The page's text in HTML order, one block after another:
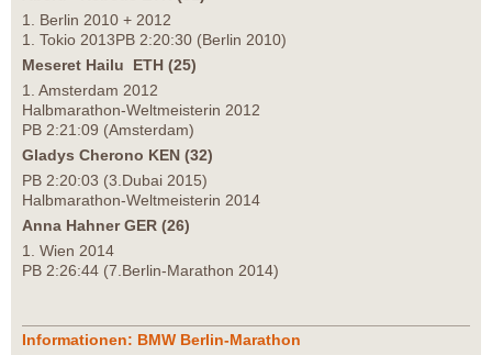
1. Berlin 2010 + 2012
1. Tokio 2013PB 2:20:30 (Berlin 2010)
Meseret Hailu ETH (25)
1. Amsterdam 2012
Halbmarathon-Weltmeisterin 2012
PB 2:21:09 (Amsterdam)
Gladys Cherono KEN (32)
PB 2:20:03 (3.Dubai 2015)
Halbmarathon-Weltmeisterin 2014
Anna Hahner GER (26)
1. Wien 2014
PB 2:26:44 (7.Berlin-Marathon 2014)
Informationen: BMW Berlin-Marathon